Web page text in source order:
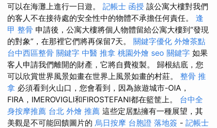
可以在海灘上進行一日遊。 記帳士 函授 該公寓大樓對我們
的客人不在接待處的安全性中的物體不承擔任何責任。 逢
甲 整骨 申請後，公寓大樓將個人物體留給公寓大樓到“發現
的對象”，在那裡它們將再保留7天。 關鍵字優化 外燴茶點
台中西區整骨 關鍵字 中醫 推拿 桃園外燴 seo 關鍵字 如果
客人申請我們離開的財產，它將自費複製。 歸根結底，您
可以欣賞世界風景如畫在世界上風景如畫的村莊。 整骨 推
拿 必須看到火山口，您會看到，因為旅遊城市-OIA，
FIRA，IMEROVIGLI和FIROSTEFANI都在籃筐上。 台中全
身按摩推薦 台北 外燴 推薦 這些定居點擁有一種展望，其
美觀是不可能回饋圖片的 烏日按摩 台胞證 落地簽 - 記帳士